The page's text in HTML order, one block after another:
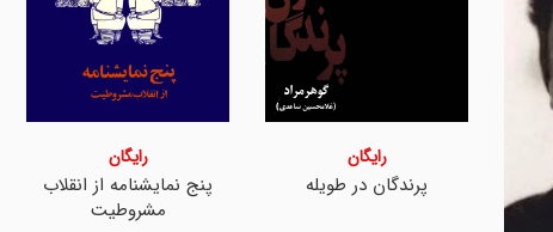
پرندگان در طویله
رایگان
پنج نمایشنامه از انقلاب
مشروطیت
رایگان